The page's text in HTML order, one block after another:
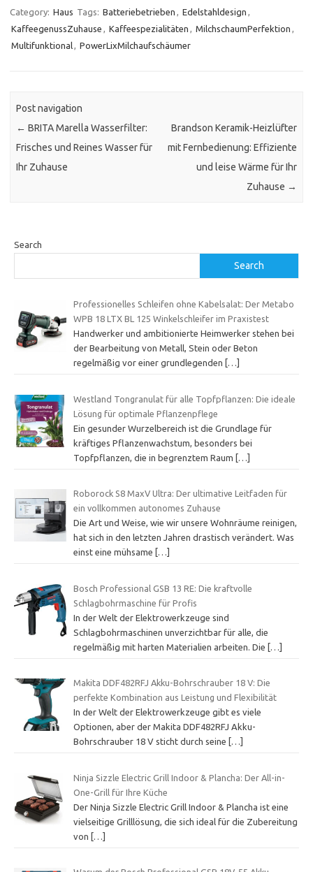
Category: Haus Tags: Batteriebetrieben , Edelstahldesign ,
KaffeegenussZuhause , Kaffeespezialitäten , MilchschaumPerfektion ,
Multifunktional, PowerLixMilchaufschäumer
Post navigation
← BRITA Marella Wasserfilter:
Frisches und Reines Wasser für
Ihr Zuhause
Brandson Keramik-Heizlüfter
mit Fernbedienung: Effiziente
und leise Wärme für Ihr
Zuhause →
Search
Search
Professionelles Schleifen ohne Kabelsalat: Der Metabo
WPB 18 LTX BL 125 Winkelschleifer im Praxistest
Handwerker und ambitionierte Heimwerker stehen bei
der Bearbeitung von Metall, Stein oder Beton
regelmäßig vor einer grundlegenden
[…]
Westland Tongranulat für alle Topfpflanzen: Die ideale
Lösung für optimale Pflanzenpflege
Ein gesunder Wurzelbereich ist die Grundlage für
kräftiges Pflanzenwachstum, besonders bei
Topfpflanzen, die in begrenztem Raum […]
Roborock S8 MaxV Ultra: Der ultimative Leitfaden für
ein vollkommen autonomes Zuhause
Die Art und Weise, wie wir unsere Wohnräume reinigen,
hat sich in den letzten Jahren drastisch verändert. Was
einst eine mühsame
[…]
Bosch Professional GSB 13 RE: Die kraftvolle
Schlagbohrmaschine für Profis
In der Welt der Elektrowerkzeuge sind
Schlagbohrmaschinen unverzichtbar für alle, die
regelmäßig mit harten Materialien arbeiten. Die […]
Makita DDF482RFJ Akku-Bohrschrauber 18 V: Die
perfekte Kombination aus Leistung und Flexibilität
In der Welt der Elektrowerkzeuge gibt es viele
Optionen, aber der Makita DDF482RFJ Akku-
Bohrschrauber 18 V sticht durch seine
[…]
Ninja Sizzle Electric Grill Indoor & Plancha: Der All-in-
One-Grill für Ihre Küche
Der Ninja Sizzle Electric Grill Indoor & Plancha ist eine
vielseitige Grilllösung, die sich ideal für die Zubereitung
von […]